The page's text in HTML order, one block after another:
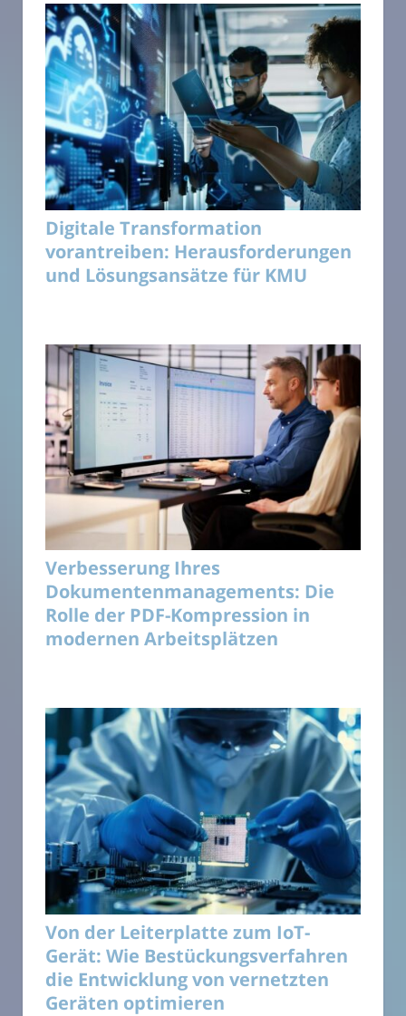
Digitale Transformation
vorantreiben: Herausforderungen
und Lösungsansätze für KMU
Verbesserung Ihres
Dokumentenmanagements: Die
Rolle der PDF-Kompression in
modernen Arbeitsplätzen
Von der Leiterplatte zum IoT-
Gerät: Wie Bestückungsverfahren
die Entwicklung von vernetzten
Geräten optimieren